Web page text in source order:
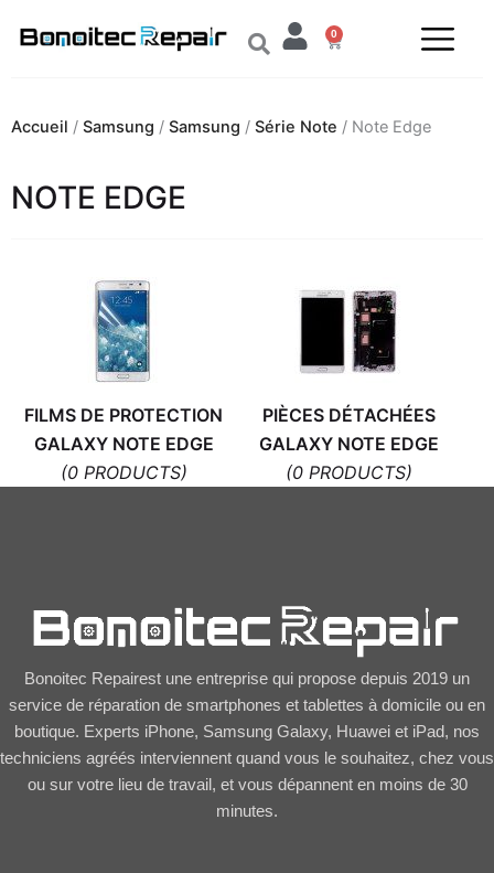
0
Panier
Accueil / Samsung / Samsung / Série Note / Note Edge
NOTE EDGE
FILMS DE PROTECTION
GALAXY NOTE EDGE
(0 PRODUCTS)
PIÈCES DÉTACHÉES
GALAXY NOTE EDGE
(0 PRODUCTS)
Bonoitec Repairest une entreprise qui propose depuis 2019 un
service de réparation de smartphones et tablettes à domicile ou en
boutique. Experts iPhone, Samsung Galaxy, Huawei et iPad, nos
techniciens agréés interviennent quand vous le souhaitez, chez vous
ou sur votre lieu de travail, et vous dépannent en moins de 30
minutes.